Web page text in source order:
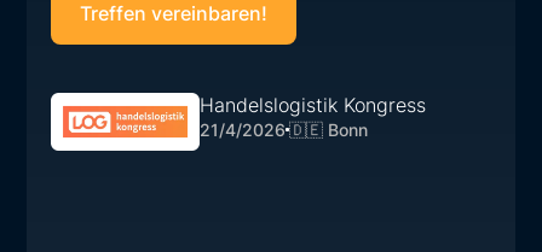
Treffen vereinbaren!
Handelslogistik Kongress
21/4/2026 🇩🇪 Bonn